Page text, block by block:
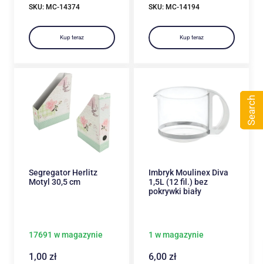
SKU: MC-14374
Kup teraz
SKU: MC-14194
Kup teraz
Segregator Herlitz
Motyl 30,5 cm
17691 w magazynie
1,00 zł
Imbryk Moulinex Diva
1,5L (12 fil.) bez
pokrywki biały
1 w magazynie
6,00 zł
Search